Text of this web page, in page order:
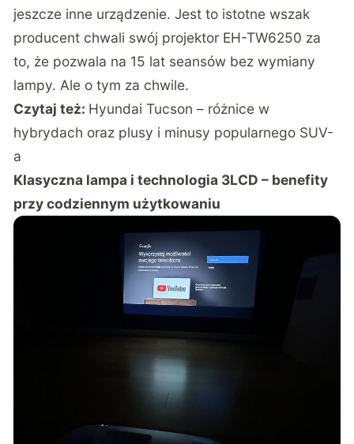
jeszcze inne urządzenie. Jest to istotne wszak
producent chwali swój projektor EH-TW6250 za
to, że pozwala na 15 lat seansów bez wymiany
lampy. Ale o tym za chwile.
Czytaj też: Hyundai Tucson – różnice w
hybrydach oraz plusy i minusy popularnego SUV-
a
Klasyczna lampa i technologia 3LCD – benefity
przy codziennym użytkowaniu